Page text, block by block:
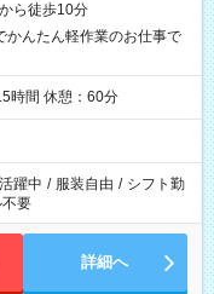
ら徒歩10分
かんたん軽作業のお仕事で
時間 休憩：60分
躍中 / 服装自由 / シフト勤
要
詳細へ